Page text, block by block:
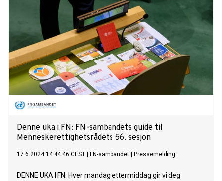
Denne uka i FN: FN-sambandets guide til
Menneskerettighetsrådets 56. sesjon
17.6.2024 14:44:46 CEST FN-sambandet Pressemelding
DENNE UKA I FN: Hver mandag ettermiddag gir vi deg